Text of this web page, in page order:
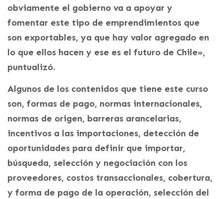
obviamente el gobierno va a apoyar y
fomentar este tipo de emprendimientos que
son exportables, ya que hay valor agregado en
lo que ellos hacen y ese es el futuro de Chile»,
puntualizó.
Algunos de los contenidos que tiene este curso
son, formas de pago, normas internacionales,
normas de origen, barreras arancelarias,
incentivos a las importaciones, detección de
oportunidades para definir que importar,
búsqueda, selección y negociación con los
proveedores, costos transaccionales, cobertura,
y forma de pago de la operación, selección del